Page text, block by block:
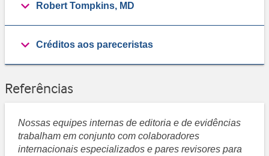
Robert Tompkins, MD
Créditos aos pareceristas
Referências
Nossas equipes internas de editoria e de evidências
trabalham em conjunto com colaboradores
internacionais especializados e pares revisores para